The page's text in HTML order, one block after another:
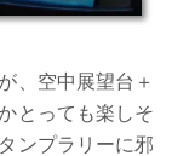
、空中展望台＋
とっても楽しそ
ンプラリーに邪